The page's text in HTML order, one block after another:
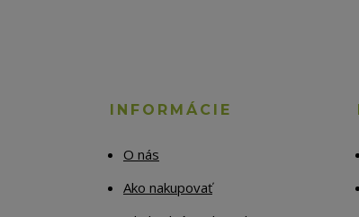
INFORMÁCIE
O nás
Ako nakupovať